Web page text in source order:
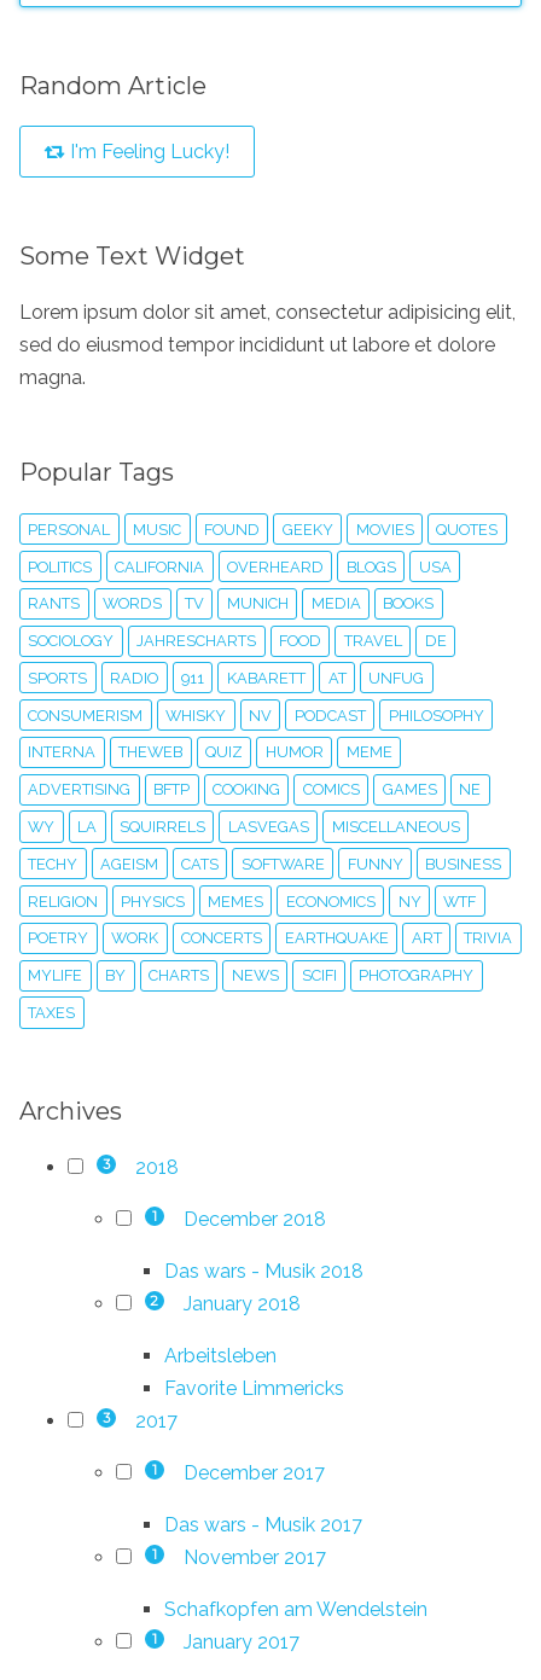
Random Article
I'm Feeling Lucky!
Some Text Widget
Lorem ipsum dolor sit amet, consectetur adipisicing elit,
sed do eiusmod tempor incididunt ut labore et dolore
magna.
Popular Tags
PERSONAL MUSIC FOUND GEEKY MOVIES QUOTES
POLITICS CALIFORNIA OVERHEARD BLOGS USA
RANTS WORDS TV MUNICH MEDIA BOOKS
SOCIOLOGY JAHRESCHARTS FOOD TRAVEL DE
SPORTS RADIO 911 KABARETT AT UNFUG
CONSUMERISM WHISKY NV PODCAST PHILOSOPHY
INTERNA THEWEB QUIZ HUMOR MEME
ADVERTISING BFTP COOKING COMICS GAMES NE
WY LA SQUIRRELS LASVEGAS MISCELLANEOUS
TECHY AGEISM CATS SOFTWARE FUNNY BUSINESS
RELIGION PHYSICS MEMES ECONOMICS NY WTF
POETRY WORK CONCERTS EARTHQUAKE ART TRIVIA
MYLIFE BY CHARTS NEWS SCIFI PHOTOGRAPHY
TAXES
Archives
3 2018
1 December 2018
Das wars - Musik 2018
2 January 2018
Arbeitsleben
Favorite Limmericks
3 2017
1 December 2017
Das wars - Musik 2017
1 November 2017
Schafkopfen am Wendelstein
1 January 2017